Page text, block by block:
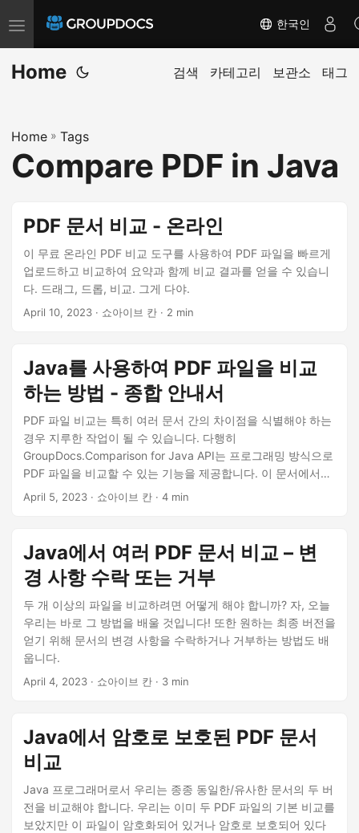
T
o
g
e
n
한국인
Home 검색 카테고리 보관소 태그
Home » Tags
Compare PDF in Java
PDF 문서 비교 - 온라인
이 무료 온라인 PDF 비교 도구를 사용하여 PDF 파일을 빠르게
업로드하고 비교하여 요약과 함께 비교 결과를 얻을 수 있습니
다. 드래그, 드롭, 비교. 그게 다야.
April 10, 2023 · 쇼아이브 칸 · 2 min
Java를 사용하여 PDF 파일을 비교
하는 방법 - 종합 안내서
PDF 파일 비교는 특히 여러 문서 간의 차이점을 식별해야 하는
경우 지루한 작업이 될 수 있습니다. 다행히
GroupDocs.Comparison for Java API는 프로그래밍 방식으로
PDF 파일을 비교할 수 있는 기능을 제공합니다. 이 문서에서는
암호로 보호된 PDF를 처리하는 방법을 포함하여 Java 코드를
경 사항을 수락하거나 거부하는 방법을 시연합니다.
April 5, 2023 · 쇼아이브 칸 · 4 min
Java에서 여러 PDF 문서 비교 – 변
경 사항 수락 또는 거부
두 개 이상의 파일을 비교하려면 어떻게 해야 합니까? 자, 오늘
우리는 바로 그 방법을 배울 것입니다! 또한 원하는 최종 버전을
얻기 위해 문서의 변경 사항을 수락하거나 거부하는 방법도 배
웁니다.
April 4, 2023 · 쇼아이브 칸 · 3 min
Java에서 암호로 보호된 PDF 문서
비교
Java 프로그래머로서 우리는 종종 동일한/유사한 문서의 두 버
전을 비교해야 합니다. 우리는 이미 두 PDF 파일의 기본 비교를
보았지만 이 파일이 암호화되어 있거나 암호로 보호되어 있다